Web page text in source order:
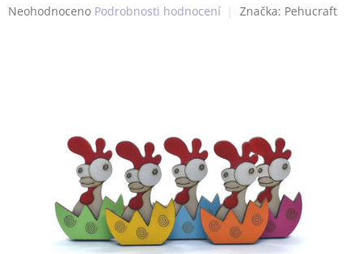
Průměrné
Neohodnoceno Podrobnosti hodnocení Značka: Pehucraft